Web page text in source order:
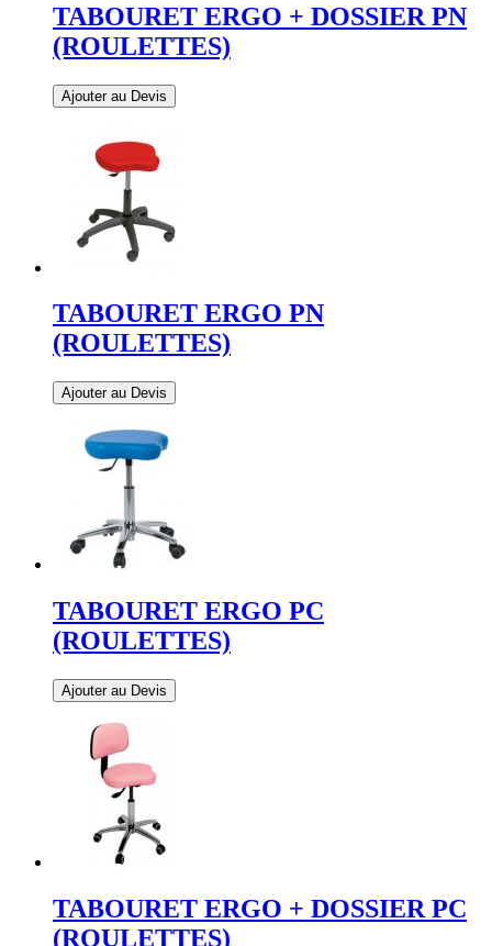
TABOURET ERGO + DOSSIER PN
(ROULETTES)
Ajouter au Devis
TABOURET ERGO PN
(ROULETTES)
Ajouter au Devis
TABOURET ERGO PC
(ROULETTES)
Ajouter au Devis
TABOURET ERGO + DOSSIER PC
(ROULETTES)